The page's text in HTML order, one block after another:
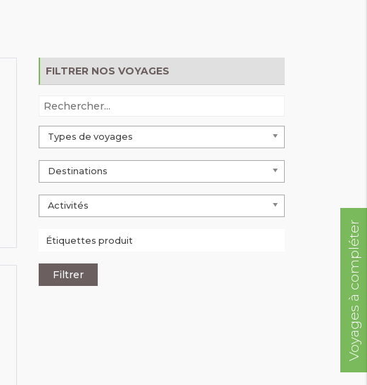
FILTRER NOS VOYAGES
Types de voyages
Destinations
Activités
Voyages à compléter